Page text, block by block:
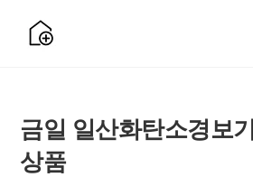
금일 일산화탄소경보
상품